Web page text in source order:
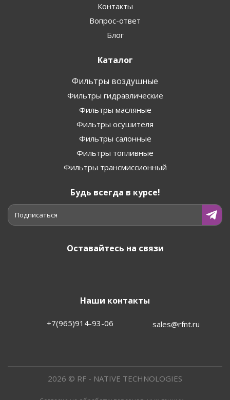
Контакты
Вопрос-ответ
Блог
Каталог
Фильтры воздушные
Фильтры гидравлические
Фильтры масляные
Фильтры осушителя
Фильтры салонные
Фильтры топливные
Фильтры трансмиссионный
Будь всегда в курсе!
Подписаться
Оставайтесь на связи
Наши контакты
+7(965)914-93-06 sales@rfnt.ru
2026 © RF - NATIVE TECHNOLOGIES